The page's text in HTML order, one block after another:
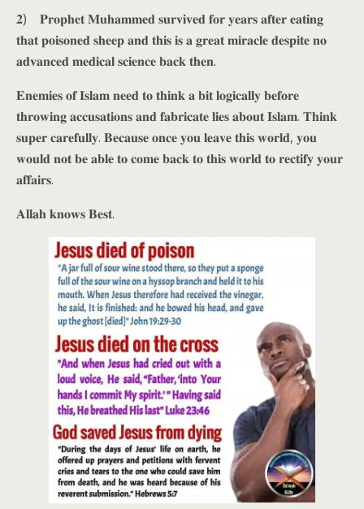
𝟐) 𝐏𝐫𝐨𝐩𝐡𝐞𝐭 𝐌𝐮𝐡𝐚𝐦𝐦𝐞𝐝 𝐬𝐮𝐫𝐯𝐢𝐯𝐞𝐝 𝐟𝐨𝐫 𝐲𝐞𝐚𝐫𝐬 𝐚𝐟𝐭𝐞𝐫 𝐞𝐚𝐭𝐢𝐧𝐠
𝐭𝐡𝐚𝐭 𝐩𝐨𝐢𝐬𝐨𝐧𝐞𝐝 𝐬𝐡𝐞𝐞𝐩 𝐚𝐧𝐝 𝐭𝐡𝐢𝐬 𝐢𝐬 𝐚 𝐠𝐫𝐞𝐚𝐭 𝐦𝐢𝐫𝐚𝐜𝐥𝐞 𝐝𝐞𝐬𝐩𝐢𝐭𝐞 𝐧𝐨
𝐚𝐝𝐯𝐚𝐧𝐜𝐞𝐝 𝐦𝐞𝐝𝐢𝐜𝐚𝐥 𝐬𝐜𝐢𝐞𝐧𝐜𝐞 𝐛𝐚𝐜𝐤 𝐭𝐡𝐞𝐧.
𝐄𝐧𝐞𝐦𝐢𝐞𝐬 𝐨𝐟 𝐈𝐬𝐥𝐚𝐦 𝐧𝐞𝐞𝐝 𝐭𝐨 𝐭𝐡𝐢𝐧𝐤 𝐚 𝐛𝐢𝐭 𝐥𝐨𝐠𝐢𝐜𝐚𝐥𝐥𝐲 𝐛𝐞𝐟𝐨𝐫𝐞
𝐭𝐡𝐫𝐨𝐰𝐢𝐧𝐠 𝐚𝐜𝐜𝐮𝐬𝐚𝐭𝐢𝐨𝐧𝐬 𝐚𝐧𝐝 𝐟𝐚𝐛𝐫𝐢𝐜𝐚𝐭𝐞 𝐥𝐢𝐞𝐬 𝐚𝐛𝐨𝐮𝐭 𝐈𝐬𝐥𝐚𝐦. 𝐓𝐡𝐢𝐧𝐤
𝐬𝐮𝐩𝐞𝐫 𝐜𝐚𝐫𝐞𝐟𝐮𝐥𝐥𝐲. 𝐁𝐞𝐜𝐚𝐮𝐬𝐞 𝐨𝐧𝐜𝐞 𝐲𝐨𝐮 𝐥𝐞𝐚𝐯𝐞 𝐭𝐡𝐢𝐬 𝐰𝐨𝐫𝐥𝐝, 𝐲𝐨𝐮
𝐰𝐨𝐮𝐥𝐝 𝐧𝐨𝐭 𝐛𝐞 𝐚𝐛𝐥𝐞 𝐭𝐨 𝐜𝐨𝐦𝐞 𝐛𝐚𝐜𝐤 𝐭𝐨 𝐭𝐡𝐢𝐬 𝐰𝐨𝐫𝐥𝐝 𝐭𝐨 𝐫𝐞𝐜𝐭𝐢𝐟𝐲 𝐲𝐨𝐮𝐫
𝐚𝐟𝐟𝐚𝐢𝐫𝐬.
𝐀𝐥𝐥𝐚𝐡 𝐤𝐧𝐨𝐰𝐬 𝐁𝐞𝐬𝐭.